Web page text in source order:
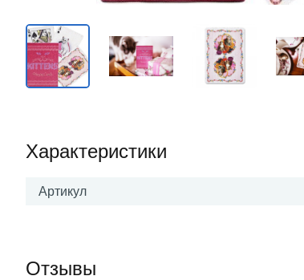
Характеристики
Артикул
Отзывы